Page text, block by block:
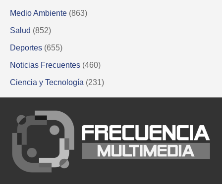
Medio Ambiente (863)
Salud (852)
Deportes (655)
Noticias Frecuentes (460)
Ciencia y Tecnología (231)